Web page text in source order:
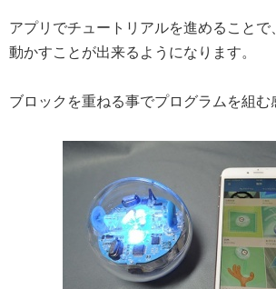
アプリでチュートリアルを進めることで
動かすことが出来るようになります。
ブロックを重ねる事でプログラムを組む